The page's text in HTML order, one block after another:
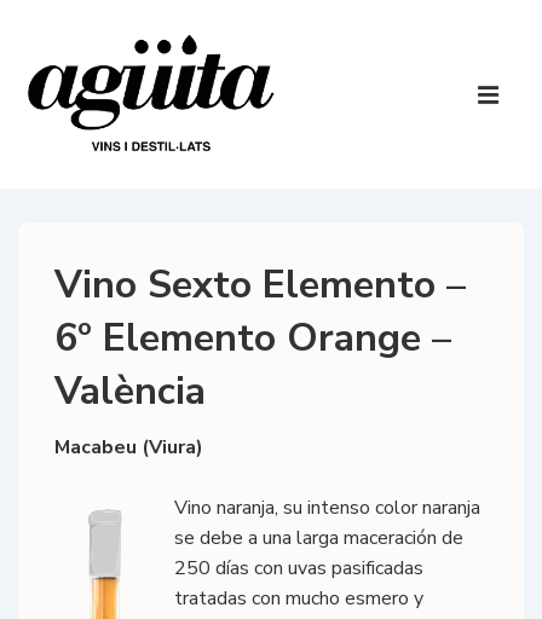
contingut
principal
Vino Sexto Elemento –
6º Elemento Orange –
València
Macabeu (Viura)
Vino naranja, su intenso color naranja
se debe a una larga maceración de
250 días con uvas pasificadas
tratadas con mucho esmero y